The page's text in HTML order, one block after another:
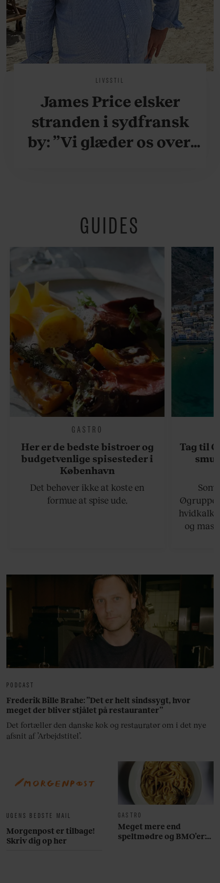
LIVSSTIL
James Price elsker
stranden i sydfransk
by: ”Vi glæder os over,
fredeligt”
GUIDES
GASTRO
Her er de bedste bistroer og
budgetvenlige spisesteder i
København
Det behøver ikke at koste en
formue at spise ude.
Tag til
og
UGENS BEDSTE MAIL
Morgenpost er tilbage!
Skriv dig op her
GASTRO
Meget mere end
speltmødre og BMO’er:
PODCAST
Frederik Bille Brahe: ”Det er helt sindssygt, hvor
meget der bliver stjålet på restauranter”
Det fortæller den danske kok og restauratør om i det nye
afsnit af ’Arbejdstitel’.